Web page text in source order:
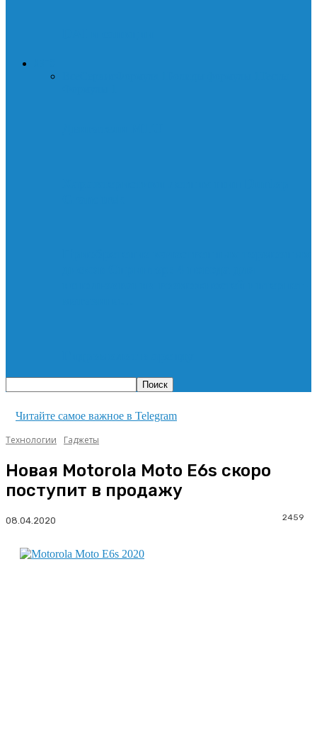
Читайте самое важное в Telegram
Технологии
Гаджеты
Новая Motorola Moto E6s скоро
поступит в продажу
2459